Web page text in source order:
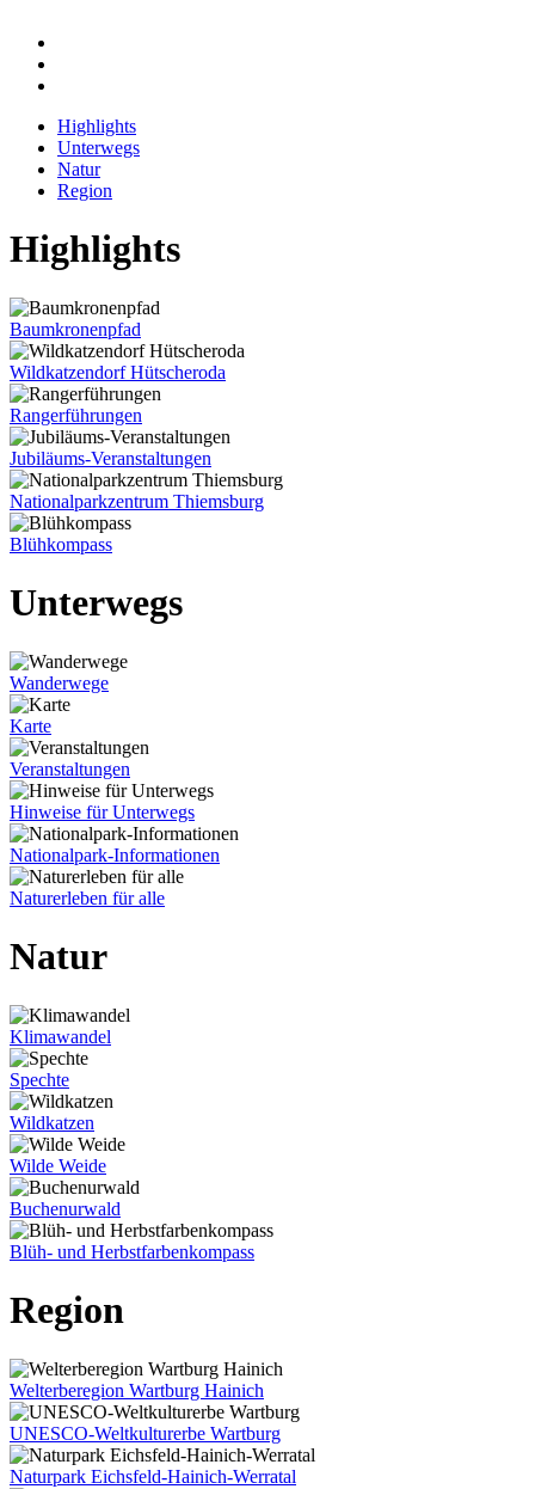
Highlights
Unterwegs
Natur
Region
Highlights
Baumkronenpfad
Wildkatzendorf Hütscheroda
Rangerführungen
Jubiläums-Veranstaltungen
Nationalparkzentrum Thiemsburg
Blühkompass
Unterwegs
Wanderwege
Karte
Veranstaltungen
Hinweise für Unterwegs
Nationalpark-Informationen
Naturerleben für alle
Natur
Klimawandel
Spechte
Wildkatzen
Wilde Weide
Buchenurwald
Blüh- und Herbstfarbenkompass
Region
Welterberegion Wartburg Hainich
UNESCO-Weltkulturerbe Wartburg
Naturpark Eichsfeld-Hainich-Werratal